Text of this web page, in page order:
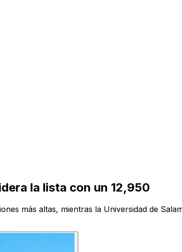
la lista con un 12,950
más altas, mientras la Universidad de